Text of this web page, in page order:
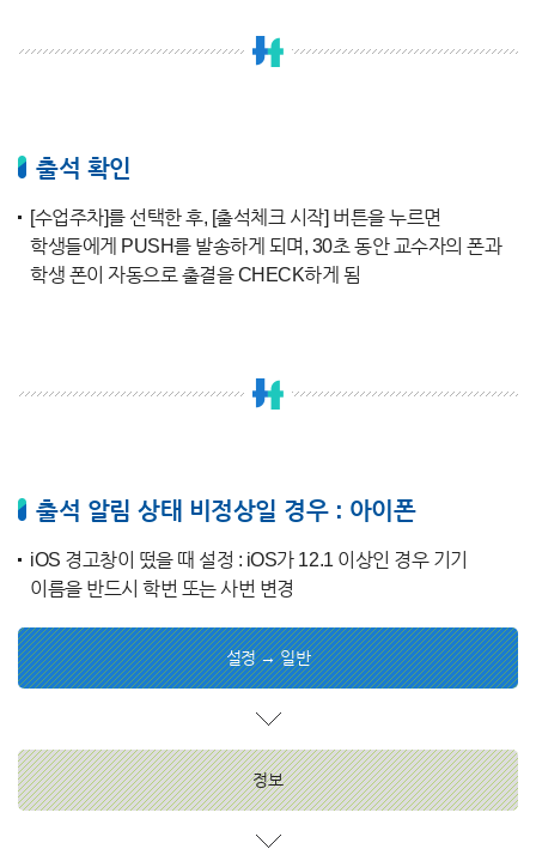
출석 확인
[수업주차]를 선택한 후, [출석체크 시작] 버튼을 누르면
학생들에게 PUSH를 발송하게 되며, 30초 동안 교수자의 폰과
학생 폰이 자동으로 출결을 CHECK하게 됨
출석 알림 상태 비정상일 경우 : 아이폰
iOS 경고창이 떴을 때 설정 : iOS가 12.1 이상인 경우 기기
이름을 반드시 학번 또는 사번 변경
설정 → 일반
정보